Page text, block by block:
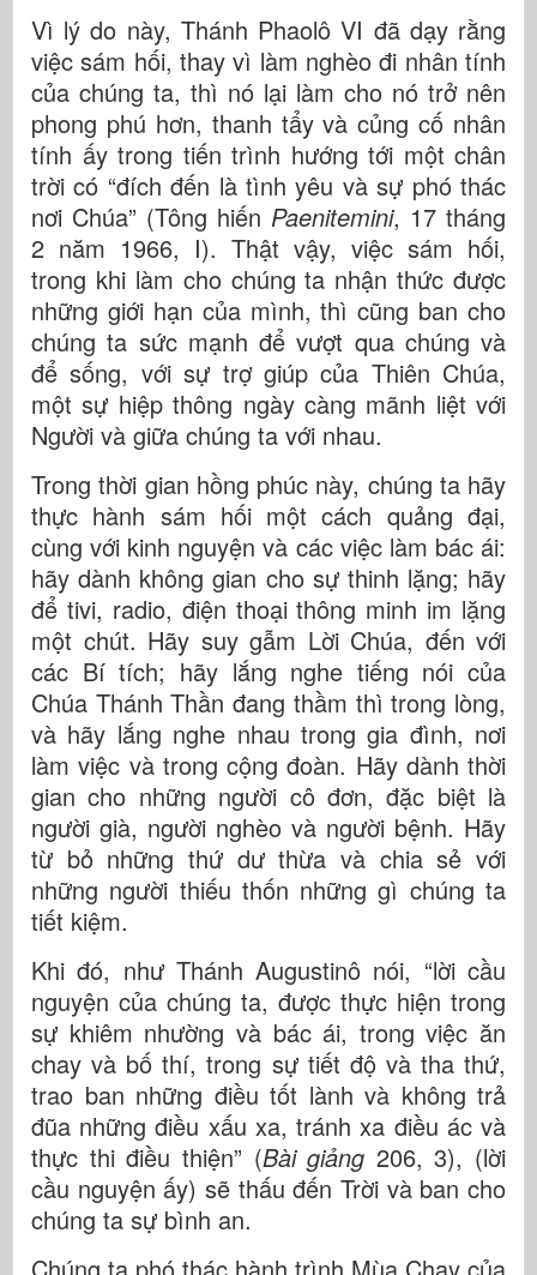
Vì lý do này, Thánh Phaolô VI đã dạy rằng
việc sám hối, thay vì làm nghèo đi nhân tính
của chúng ta, thì nó lại làm cho nó trở nên
phong phú hơn, thanh tẩy và củng cố nhân
tính ấy trong tiến trình hướng tới một chân
trời có “đích đến là tình yêu và sự phó thác
nơi Chúa” (Tông hiến Paenitemini, 17 tháng
2 năm 1966, I). Thật vậy, việc sám hối,
trong khi làm cho chúng ta nhận thức được
những giới hạn của mình, thì cũng ban cho
chúng ta sức mạnh để vượt qua chúng và
để sống, với sự trợ giúp của Thiên Chúa,
một sự hiệp thông ngày càng mãnh liệt với
Người và giữa chúng ta với nhau.
Trong thời gian hồng phúc này, chúng ta hãy
thực hành sám hối một cách quảng đại,
cùng với kinh nguyện và các việc làm bác ái:
hãy dành không gian cho sự thinh lặng; hãy
để tivi, radio, điện thoại thông minh im lặng
một chút. Hãy suy gẫm Lời Chúa, đến với
các Bí tích; hãy lắng nghe tiếng nói của
Chúa Thánh Thần đang thầm thì trong lòng,
và hãy lắng nghe nhau trong gia đình, nơi
làm việc và trong cộng đoàn. Hãy dành thời
gian cho những người cô đơn, đặc biệt là
người già, người nghèo và người bệnh. Hãy
từ bỏ những thứ dư thừa và chia sẻ với
những người thiếu thốn những gì chúng ta
tiết kiệm.
Khi đó, như Thánh Augustinô nói, “lời cầu
nguyện của chúng ta, được thực hiện trong
sự khiêm nhường và bác ái, trong việc ăn
chay và bố thí, trong sự tiết độ và tha thứ,
trao ban những điều tốt lành và không trả
đũa những điều xấu xa, tránh xa điều ác và
thực thi điều thiện” (Bài giảng 206, 3), (lời
cầu nguyện ấy) sẽ thấu đến Trời và ban cho
chúng ta sự bình an.